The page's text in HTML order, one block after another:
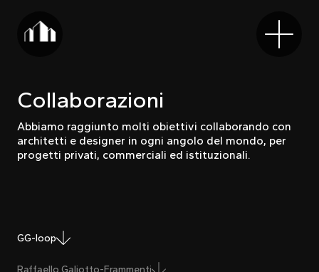
Collaborazioni
Abbiamo raggiunto molti obiettivi collaborando con
architetti e designer in ogni angolo del mondo, per
progetti privati, commerciali ed istituzionali.
GG-loop
Raffaello Galiotto-Frammenti